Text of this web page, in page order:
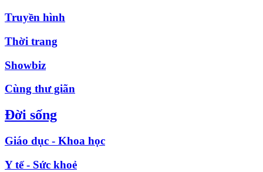
Truyền hình
Thời trang
Showbiz
Cùng thư giãn
Đời sống
Giáo dục - Khoa học
Y tế - Sức khoẻ